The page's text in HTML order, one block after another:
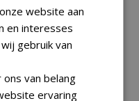
bij DSV
B.V.
(fulltime) bij
B.V.
website aan
en interesses
gebruik van
van belang
ervaring